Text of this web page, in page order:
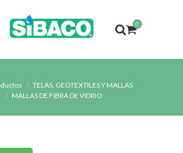
0
TELAS, GEOTEXTILES Y MALLAS
MALLAS DE FIBRA DE VIDRIO